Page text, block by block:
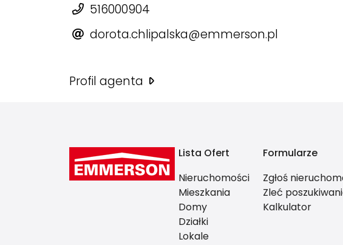
516000904
dorota.chlipalska@emmerson.pl
Profil agenta
Lista Ofert
Nieruchomości
Mieszkania
Domy
Działki
Lokale
Formularze
Zgłoś
Zleć
Kalkulator